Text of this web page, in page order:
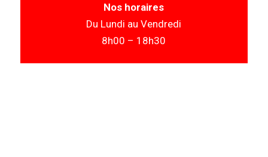
Nos horaires
Du Lundi au Vendredi
8h00 – 18h30